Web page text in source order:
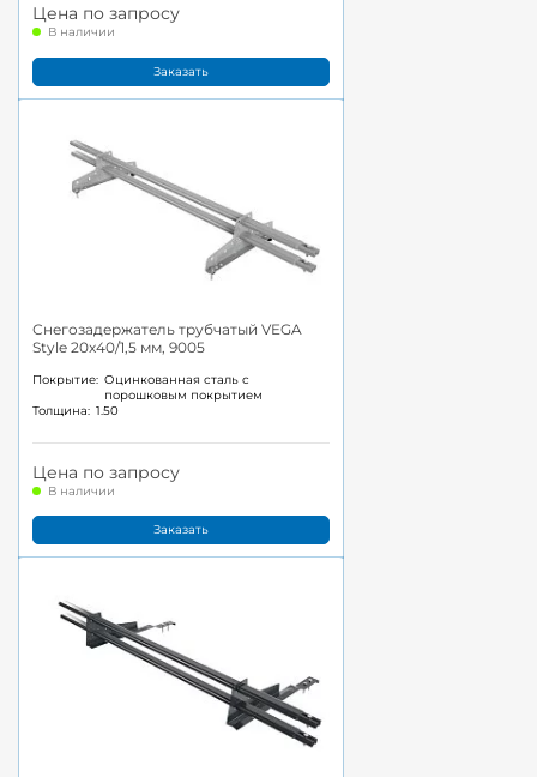
Цена по запросу
В наличии
Заказать
Снегозадержатель трубчатый VEGA
Style 20x40/1,5 мм, 9005
Покрытие: Оцинкованная сталь с
порошковым покрытием
Толщина: 1.50
Цена по запросу
В наличии
Заказать